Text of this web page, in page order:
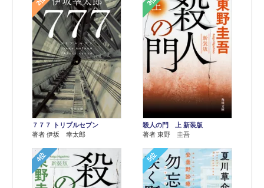
７７７ トリプルセブン
著者 伊坂 幸太郎
殺人の門 上 新装版
著者 東野 圭吾
4位 5位